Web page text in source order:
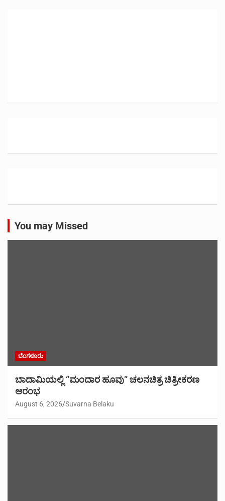
You may Missed
ಬೆಂಗಳೂರು
ಬಾದಾಮಿಯಲ್ಲಿ “ಮಂದಾರ ಹೂವು” ಚಲನಚಿತ್ರ ಚಿತ್ರೀಕರಣ
ಆರಂಭ
August 6, 2026 Suvarna Belaku